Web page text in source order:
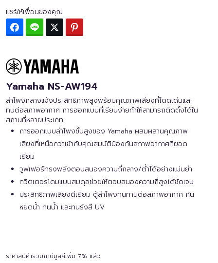
แชร์ให้เพื่อนของคุณ
Facebook
Line Twitter
Yamaha NS-AW194
ลำโพงกลางแจ้งประสิทธิภาพสูงพร้อมคุณภาพเสียงที่โดดเด่นและ
ทนต่อสภาพอากาศ การออกแบบที่เรียบง่ายทำให้สามารถติดตั้งได้ใน
สถานที่หลายประเภท
การออกแบบลำโพงขั้นสูงของ Yamaha ผสมผสานคุณภาพ
เสียงที่เหนือกว่าเข้ากับคุณสมบัติป้องกันสภาพอากาศที่ยอด
เยี่ยม
วูฟเฟอร์ทรงพลังตอบสนองความถี่กลาง/ต่ำได้อย่างแม่นยำ
ทวีตเตอร์โดมแบบสมดุลช่วยให้ตอบสนองความถี่สูงได้ชัดเจน
ประสิทธิภาพเสียงดีเยี่ยม ตู้ลำโพงทนทานต่อสภาพอากาศ กัน
หยดน้ำ ทนน้ำ และทนรังสี UV
ราคาสินค้ารวมภาษีมูลค่เพิ่ม 7% แล้ว